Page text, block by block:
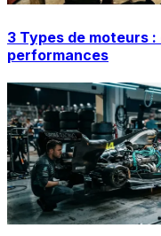
3 Types de moteurs
performances